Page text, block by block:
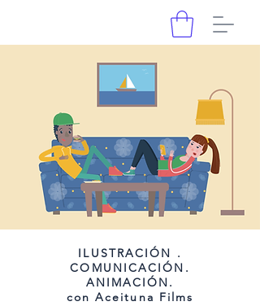
ILUSTRACIÓN .
COMUNICACIÓN.
ANIMACIÓN.
con Aceituna Films